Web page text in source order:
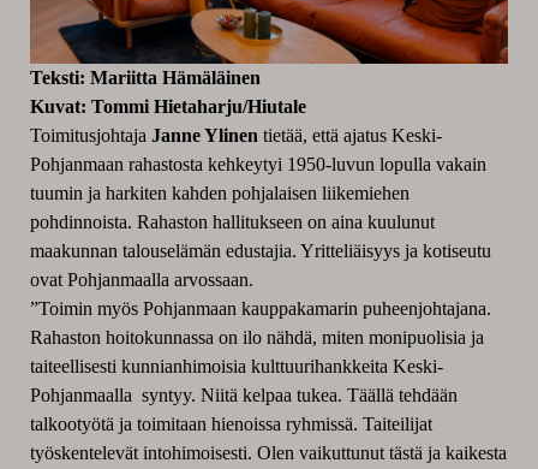
Teksti: Mariitta Hämäläinen
Kuvat: Tommi Hietaharju/Hiutale
Toimitusjohtaja Janne Ylinen tietää, että ajatus Keski-
Pohjanmaan rahastosta kehkeytyi 1950-luvun lopulla vakain
tuumin ja harkiten kahden pohjalaisen liikemiehen
pohdinnoista. Rahaston hallitukseen on aina kuulunut
maakunnan talouselämän edustajia. Yritteliäisyys ja kotiseutu
ovat Pohjanmaalla arvossaan.
”Toimin myös Pohjanmaan kauppakamarin puheenjohtajana.
Rahaston hoitokunnassa on ilo nähdä, miten monipuolisia ja
taiteellisesti kunnianhimoisia kulttuurihankkeita Keski-
Pohjanmaalla syntyy. Niitä kelpaa tukea. Täällä tehdään
talkootyötä ja toimitaan hienoissa ryhmissä. Taiteilijat
työskentelevät intohimoisesti. Olen vaikuttunut tästä ja kaikesta